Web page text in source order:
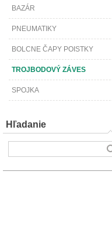
BAZÁR
PNEUMATIKY
BOLCNE ČAPY POISTKY
TROJBODOVÝ ZÁVES
SPOJKA
Hľadanie